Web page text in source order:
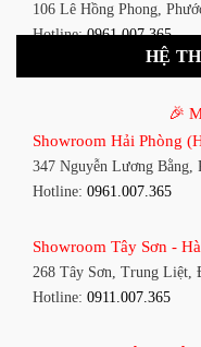
Hotline:0961.007.365
Showroom Tân Bình 2
Showroom Thuận An -
66 đường DT743, An Phú,
Showroom Biên Hòa -
452 Nguyễn Ái Quốc, Tân
106 Lê Hồng Phong,
Hotline:0961.007.365
27-29 Nguyễn Sỹ Sách,
Hotline:0911.007.365
Showroom Buôn Ma
Hotline:0961.007.365
Showroom Thanh Hóa
HỆ
🎉
Showroom Hải Phòng
347 Nguyễn Lương Bằng,
Hotline: 0961.007.365
Showroom Tây Sơn -
268 Tây Sơn, Trung Liệt,
Hotline: 0911.007.365